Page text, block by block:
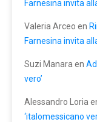
Farnesina invita
Valeria Arceo en
Farnesina invita
Suzi Manara en
vero’
Alessandro Loria
‘italomessicano